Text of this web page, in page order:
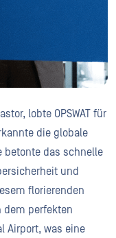
lobte OPSWAT für
die globale
betonte das schnelle
und
florierenden
dem perfekten
Airport, was eine